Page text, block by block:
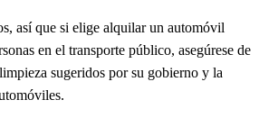
así que si elige alquilar un automóvil
en el transporte público, asegúrese de
sugeridos por su gobierno y la